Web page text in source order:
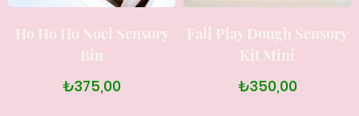
Ho Ho Ho Noel Sensory
Bin
₺375,00
Fall Play Dough Sensory
Kit Mini
₺350,00